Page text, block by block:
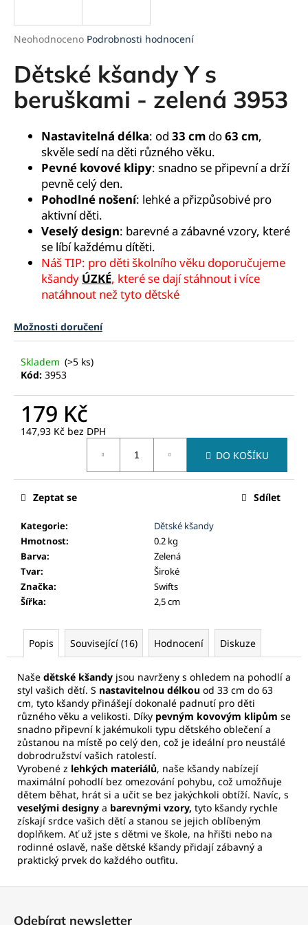
Průměrné
produktu
je
0,0
hvězdiček.
Neohodnoceno Podrobnosti hodnocení
Dětské kšandy Y s
beruškami - zelená 3953
Nastavitelná délka: od 33 cm do63 cm,
skvěle sedí na děti různého věku.
Pevné kovové klipy: snadno se připevní a drží
pevně celý den.
Pohodlné nošení: lehké a přizpůsobivé pro
aktivní děti.
Veselý design: barevné a zábavné vzory, které
se líbí každému dítěti.
Náš TIP: pro děti školního věku doporučujeme
kšandy ÚZKÉ, které se dají stáhnout i více
natáhnout než tyto dětské
Možnosti doručení
Skladem (>5 ks)
Kód: 3953
179 Kč
147,93 Kč bez DPH
DO KOŠÍKU
Kategorie:
Dětské kšandy
Hmotnost:
0.2 kg
Barva:
Zelená
Tvar:
Široké
Značka:
Swifts
Šířka: 2,5 cm
Zeptat se Sdílet
Popis Související (16) Hodnocení Diskuze
Naše dětské kšandy jsou navrženy s ohledem na pohodlí a
styl vašich dětí. S nastavitelnou délkou od 33 cm do 63
cm, tyto kšandy přinášejí dokonalé padnutí pro děti
různého věku a velikosti. Díky pevným kovovým klipům se
snadno připevní k jakémukoli typu dětského oblečení a
zůstanou na místě po celý den, což je ideální pro neustálé
dobrodružství vašich ratolestí.
Vyrobené z lehkých materiálů, naše kšandy nabízejí
maximální pohodlí bez omezování pohybu, což umožňuje
dětem běhat, hrát si a učit se bez jakýchkoli obtíží. Navíc, s
veselými designy a barevnými vzory, tyto kšandy rychle
získají srdce vašich dětí a stanou se jejich oblíbeným
doplňkem. Ať už jste s dětmi ve škole, na hřišti nebo na
rodinné oslavě, naše dětské kšandy přidají zábavný a
praktický prvek do každého outfitu.
j
t
?
HLEDAT
u
j
e
m
Odebírat newsletter